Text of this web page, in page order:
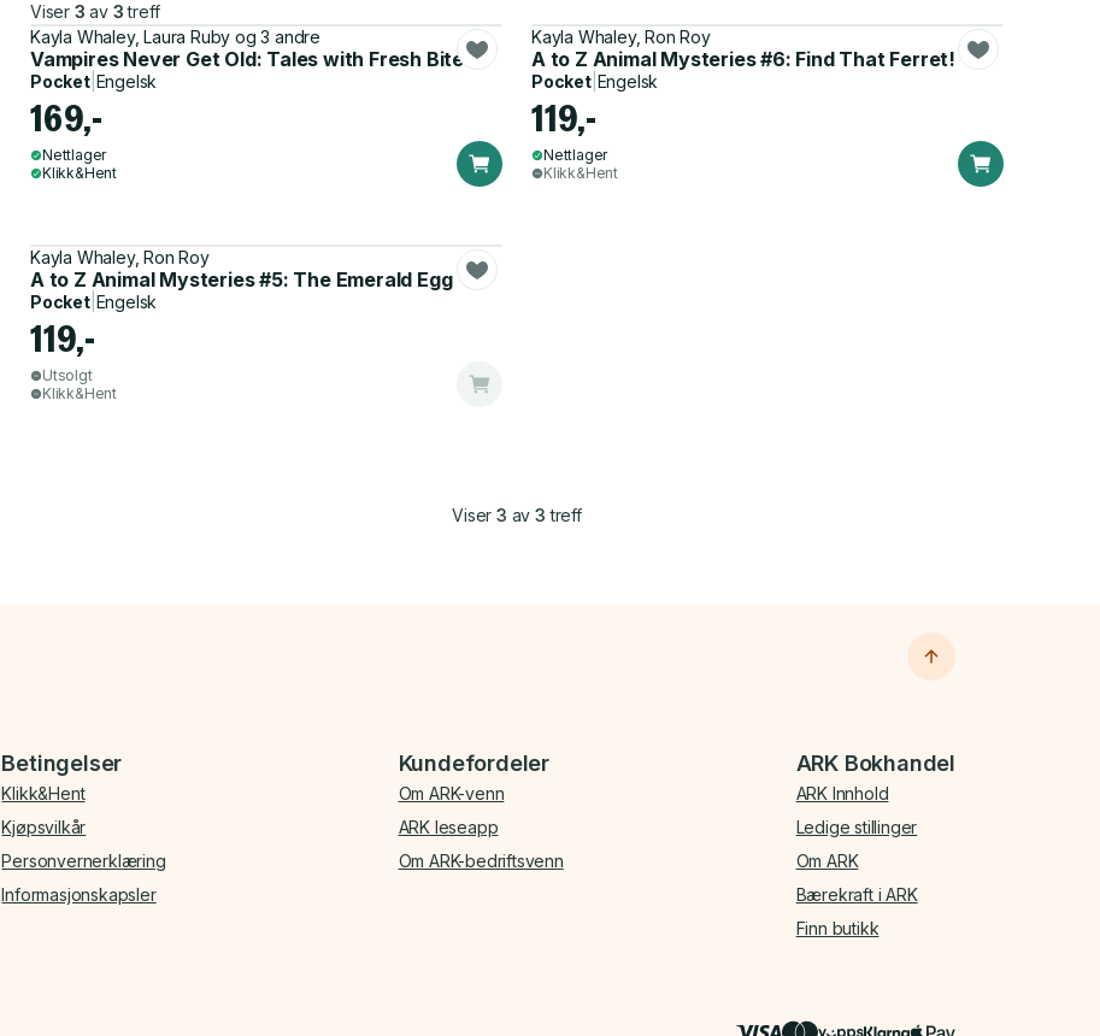
Viser 3 av 3 treff
Kayla Whaley, Laura Ruby og 3 andre
Vampires Never Get Old: Tales with Fresh Bite
Pocket| Engelsk
169,-
Nettlager
Klikk&Hent
Kayla Whaley, Ron Roy
A to Z Animal Mysteries #6: Find That Ferret!
Pocket| Engelsk
119,-
Nettlager
Klikk&Hent
Kayla Whaley, Ron Roy
A to Z Animal Mysteries #5: The Emerald Egg
Pocket| Engelsk
119,-
Utsolgt
Klikk&Hent
Viser3 av 3 treff
Betingelser
Klikk&Hent
Kjøpsvilkår
Personvernerklæring
Informasjonskapsler
Kundefordeler
Om ARK-venn
ARK leseapp
Om ARK-bedriftsvenn
ARK Bokhandel
ARK Innhold
Ledige stillinger
Om ARK
Bærekraft i ARK
Finn butikk